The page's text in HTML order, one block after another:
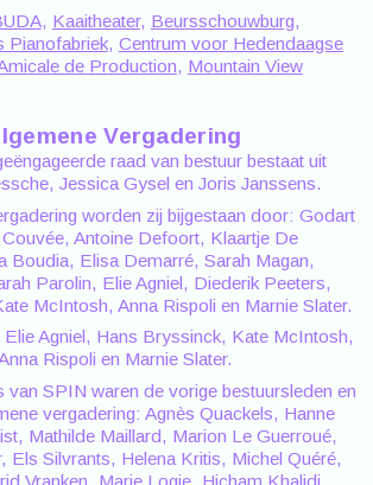
, Kaaitheater, Beursschouwburg,
Pianofabriek, Centrum voor Hedendaagse
de Production, Mountain View
Vergadering
raad van bestuur bestaat uit
Jessica Gysel en Joris Janssens.
worden zij bijgestaan door: Godart
Antoine Defoort, Klaartje De
Boudia, Elisa Demarré, Sarah Magan,
Parolin, Elie Agniel, Diederik Peeters,
McIntosh, Anna Rispoli en Marnie Slater.
Agniel, Hans Bryssinck, Kate McIntosh,
Rispoli en Marnie Slater.
van SPIN waren de vorige bestuursleden en
vergadering: Agnès Quackels, Hanne
Mathilde Maillard, Marion Le Guerroué,
Els Silvrants, Helena Kritis, Michel Quéré,
Vranken, Marie Logie, Hicham Khalidi,